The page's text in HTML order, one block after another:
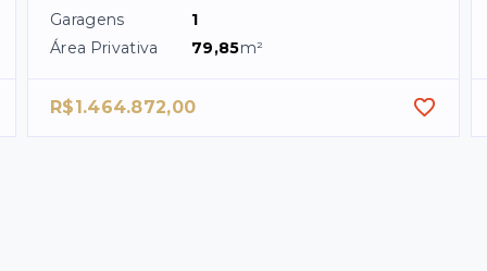
Garagens
1
Área Privativa
79,85m²
R$1.464.872,00